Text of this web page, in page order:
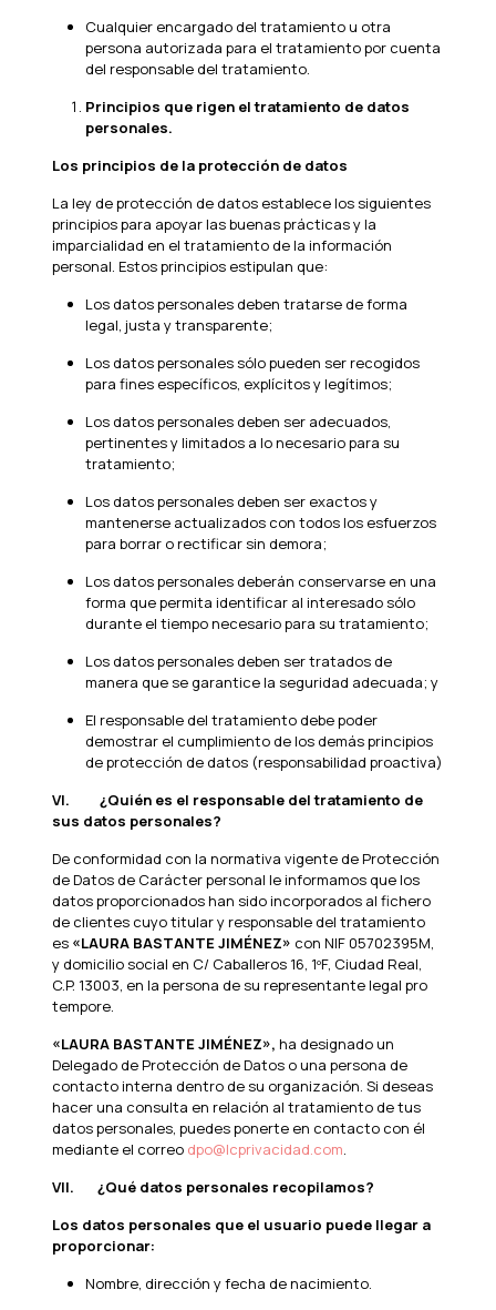
Cualquier encargado del tratamiento u otra
persona autorizada para el tratamiento por cuenta
del responsable del tratamiento.
Principios que rigen el tratamiento de datos
personales.
Los principios de la protección de datos
La ley de protección de datos establece los siguientes
principios para apoyar las buenas prácticas y la
imparcialidad en el tratamiento de la información
personal. Estos principios estipulan que:
Los datos personales deben tratarse de forma
legal, justa y transparente;
Los datos personales sólo pueden ser recogidos
para fines específicos, explícitos y legítimos;
Los datos personales deben ser adecuados,
pertinentes y limitados a lo necesario para su
tratamiento;
Los datos personales deben ser exactos y
mantenerse actualizados con todos los esfuerzos
para borrar o rectificar sin demora;
Los datos personales deberán conservarse en una
forma que permita identificar al interesado sólo
durante el tiempo necesario para su tratamiento;
Los datos personales deben ser tratados de
manera que se garantice la seguridad adecuada; y
El responsable del tratamiento debe poder
demostrar el cumplimiento de los demás principios
de protección de datos (responsabilidad proactiva)
VI. ¿Quién es el responsable del tratamiento de
sus datos personales?
De conformidad con la normativa vigente de Protección
de Datos de Carácter personal le informamos que los
datos proporcionados han sido incorporados al fichero
de clientes cuyo titular y responsable del tratamiento
es «LAURA BASTANTE JIMÉNEZ» con NIF 05702395M,
y domicilio social en C/ Caballeros 16, 1ºF, Ciudad Real,
C.P. 13003, en la persona de su representante legal pro
tempore.
«LAURA BASTANTE JIMÉNEZ», ha designado un
Delegado de Protección de Datos o una persona de
contacto interna dentro de su organización. Si deseas
hacer una consulta en relación al tratamiento de tus
datos personales, puedes ponerte en contacto con él
mediante el correo dpo@lcprivacidad.com.
VII. ¿Qué datos personales recopilamos?
Los datos personales que el usuario puede llegar a
proporcionar:
Nombre, dirección y fecha de nacimiento.